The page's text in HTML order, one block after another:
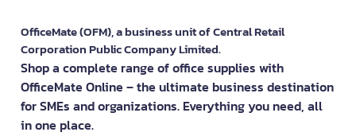
OfficeMate (OFM), a business unit of Central Retail
Corporation Public Company Limited.
Shop a complete range of office supplies with
OfficeMate Online – the ultimate business destination
for SMEs and organizations. Everything you need, all
in one place.